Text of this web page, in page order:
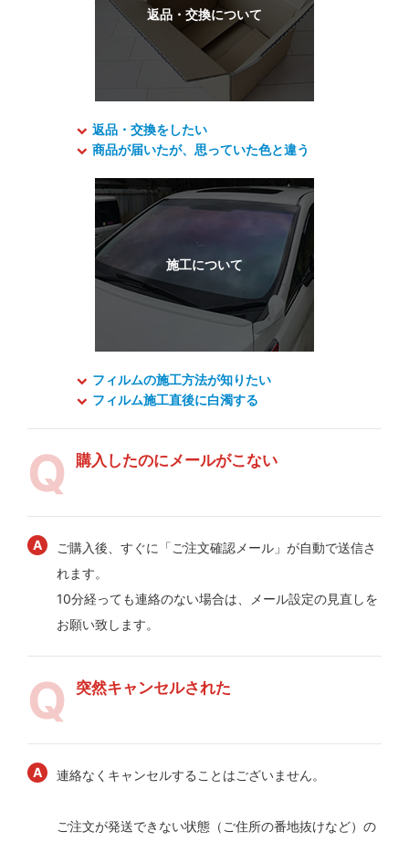
返品・交換をしたい
商品が届いたが、思っていた色と違う
フィルムの施工方法が知りたい
フィルム施工直後に白濁する
購入したのにメールがこない
ご購入後、すぐに「ご注文確認メール」が自動で送信さ
れます。
10分経っても連絡のない場合は、メール設定の見直しを
お願い致します。
突然キャンセルされた
連絡なくキャンセルすることはございません。
ご注文が発送できない状態（ご住所の番地抜けなど）の